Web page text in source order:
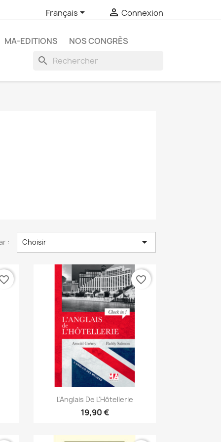
Français  Connexion
MA-EDITIONS NOS CONGRÈS
search
: Choisir 
Aperçu rapide
L'Anglais De L'Hôtellerie
19,90 €
favorite_border